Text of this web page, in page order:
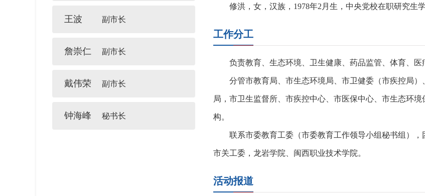
王波 副市长
詹崇仁 副市长
戴伟荣 副市长
钟海峰 秘书长
修洪，女，汉族，1978年2月生，中央党校在职研究生
工作分工
负责教育、生态环境、卫生健康、药品监管、体育、医
分管市教育局、市生态环境局、市卫健委（市疾控局
局，市卫生监督所、市疾控中心、市医保中心、市生态环
构。
联系市委教育工委（市委教育工作领导小组秘书组）
市关工委，龙岩学院、闽西职业技术学院。
活动报道